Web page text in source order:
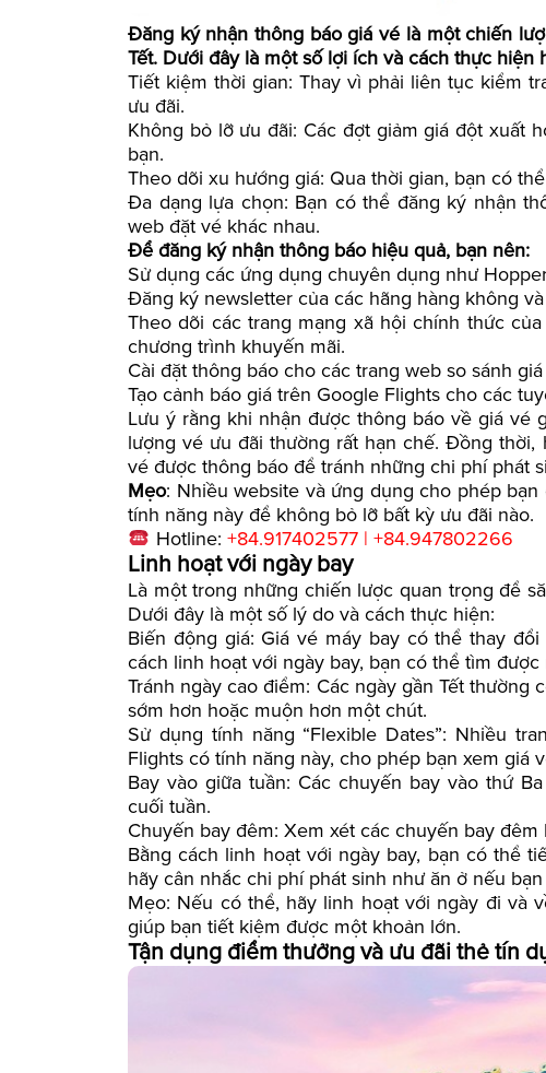
Đăng ký nhận thông báo giá vé là một chiến
Tết. Dưới đây là một số lợi ích và cách thực hiện
Tiết kiệm thời gian: Thay vì phải liên tục kiểm
ưu đãi.
Không bỏ lỡ ưu đãi: Các đợt giảm giá đột xuất
bạn.
Theo dõi xu hướng giá: Qua thời gian, bạn có
Đa dạng lựa chọn: Bạn có thể đăng ký nhận
web đặt vé khác nhau.
Để đăng ký nhận thông báo hiệu quả, bạn nên:
Sử dụng các ứng dụng chuyên dụng như
Đăng ký newsletter của các hãng hàng không
Theo dõi các trang mạng xã hội chính thức
chương trình khuyến mãi.
Cài đặt thông báo cho các trang web so sánh
Tạo cảnh báo giá trên Google Flights cho các
Lưu ý rằng khi nhận được thông báo về giá vé
lượng vé ưu đãi thường rất hạn chế. Đồng
vé được thông báo để tránh những chi phí phát
Mẹo: Nhiều website và ứng dụng cho phép
tính năng này để không bỏ lỡ bất kỳ ưu đãi nào.
Hotline: +84.917402577 | +84.947802266
Linh hoạt với ngày bay
Là một trong những chiến lược quan trọng để
Dưới đây là một số lý do và cách thực hiện:
Biến động giá: Giá vé máy bay có thể thay
cách linh hoạt với ngày bay, bạn có thể tìm được
Tránh ngày cao điểm: Các ngày gần Tết
sớm hơn hoặc muộn hơn một chút.
Sử dụng tính năng “Flexible Dates”: Nhiều
Flights có tính năng này, cho phép bạn xem giá
Bay vào giữa tuần: Các chuyến bay vào thứ
cuối tuần.
Chuyến bay đêm: Xem xét các chuyến bay
Bằng cách linh hoạt với ngày bay, bạn có thể
hãy cân nhắc chi phí phát sinh như ăn ở nếu
Mẹo: Nếu có thể, hãy linh hoạt với ngày đi và
giúp bạn tiết kiệm được một khoản lớn.
Tận dụng điểm thưởng và ưu đãi thẻ tín